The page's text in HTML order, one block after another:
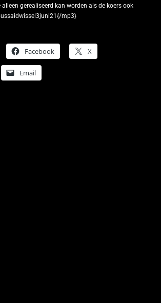
gerealiseerd kan worden als de koers ook
mp3}
Facebook X
Email